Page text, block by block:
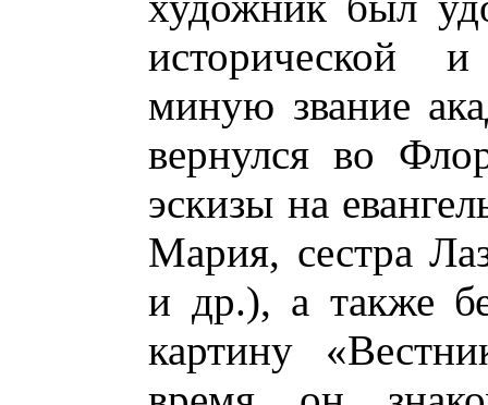
исторической
миную звание
вернулся во
эскизы на
Мария, сестра
и др.), а также
картину